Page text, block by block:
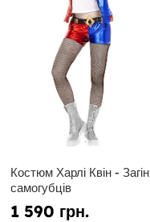
Костюм Харлі Квін - Загін
самогубців
1 590 грн.